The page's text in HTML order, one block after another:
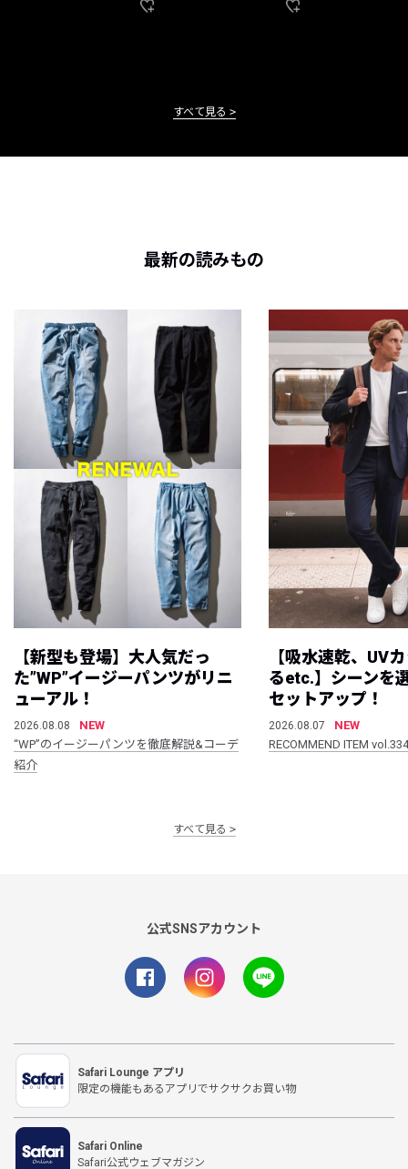
すべて見る
最新の読みもの
【新型も登場】大人気だっ
た”WP”イージーパンツがリニ
ューアル！
2026.08.08
NEW
“WP”のイージーパンツを徹底解説&コーデ
紹介
【吸水速乾、UV
るetc.】シーンを
セットアップ！
2026.08.07
NEW
RECOMMEND ITEM vol.334
すべて見る
公式SNSアカウント
Safari Lounge アプリ
限定の機能もあるアプリでサクサクお買い物
Safari Online
Safari公式ウェブマガジン